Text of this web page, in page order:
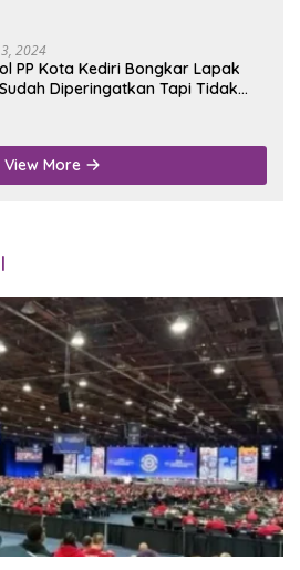
2024
PP Kota Kediri Bongkar Lapak
Sudah Diperingatkan Tapi Tidak
View More